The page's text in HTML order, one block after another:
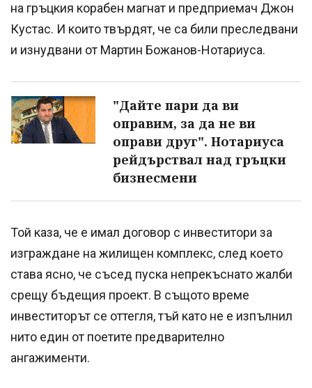
на гръцкия корабен магнат и предприемач Джон
Кустас. И които твърдят, че са били преследвани
и изнудвани от Мартин Божанов-Нотариуса.
"Дайте пари да ви
оправим, за да не ви
оправи друг". Нотариуса
рейдърствал над гръцки
бизнесмени
Той каза, че е имал договор с инвеститори за
изграждане на жилищен комплекс, след което
става ясно, че съсед пуска непрекъснато жалби
срещу бъдещия проект. В същото време
инвеститорът се оттегля, тъй като не е изпълнил
нито един от поетите предварително
ангажименти.